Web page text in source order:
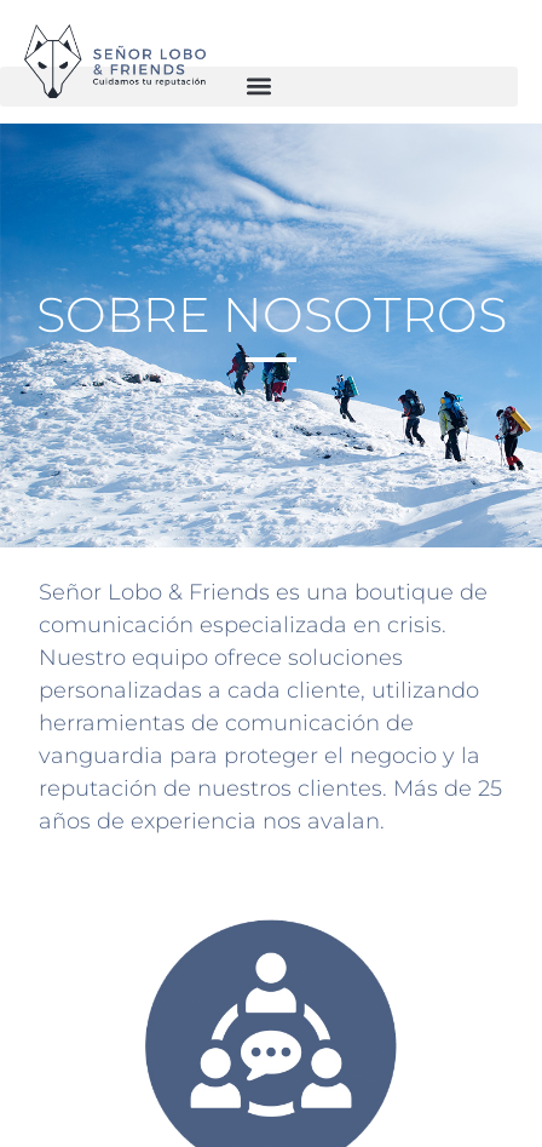
SOBRE NOSOTROS
Señor Lobo & Friends es una boutique de
comunicación especializada en crisis.
Nuestro equipo ofrece soluciones
personalizadas a cada cliente, utilizando
herramientas de comunicación de
vanguardia para proteger el negocio y la
reputación de nuestros clientes. Más de 25
años de experiencia nos avalan.